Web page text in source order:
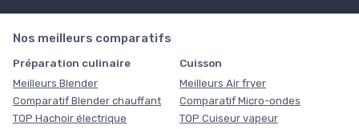
Nos meilleurs comparatifs
Préparation culinaire
Meilleurs Blender
Comparatif Blender chauffant
TOP Hachoir électrique
Cuisson
Meilleurs Air fryer
Comparatif Micro-ondes
TOP Cuiseur vapeur